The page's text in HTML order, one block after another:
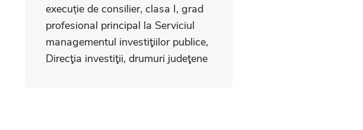
execuție de consilier, clasa I, grad
profesional principal la Serviciul
managementul investiţiilor publice,
Direcţia investiţii, drumuri judeţene